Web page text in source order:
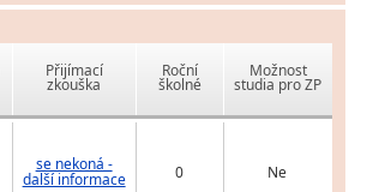
Přijímací
zkouška
Roční
školné
Možnost
studia pro ZP
se nekoná -
další informace 0 Ne